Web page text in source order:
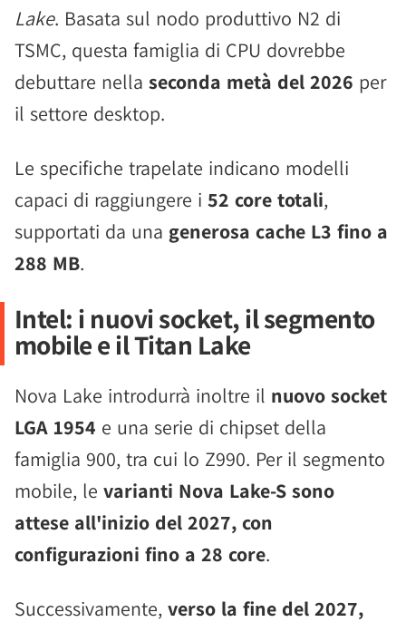
Lake. Basata sul nodo produttivo N2 di
TSMC, questa famiglia di CPU dovrebbe
debuttare nella seconda metà del 2026 per
il settore desktop.
Le specifiche trapelate indicano modelli
capaci di raggiungere i 52 core totali,
supportati da una generosa cache L3 fino a
288 MB.
Intel: i nuovi socket, il segmento
mobile e il Titan Lake
Nova Lake introdurrà inoltre il nuovo socket
LGA 1954 e una serie di chipset della
famiglia 900, tra cui lo Z990. Per il segmento
mobile, le varianti Nova Lake-S sono
attese all'inizio del 2027, con
configurazioni fino a 28 core.
Successivamente, verso la fine del 2027,